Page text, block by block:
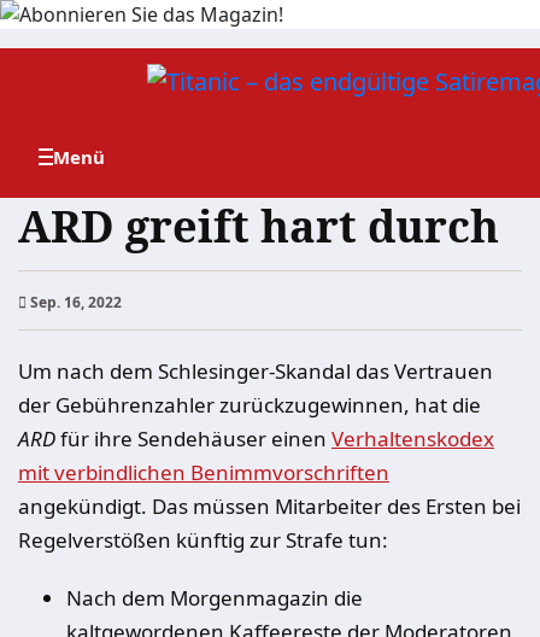
Zum
ARD greift hart durch
Sep. 16, 2022
Um nach dem Schlesinger-Skandal das Vertrauen
der Gebührenzahler zurückzugewinnen, hat die
ARDfür ihre Sendehäuser einen Verhaltenskodex
mit verbindlichen Benimmvorschriften
angekündigt. Das müssen Mitarbeiter des Ersten bei
Regelverstößen künftig zur Strafe tun:
Nach dem Morgenmagazin die